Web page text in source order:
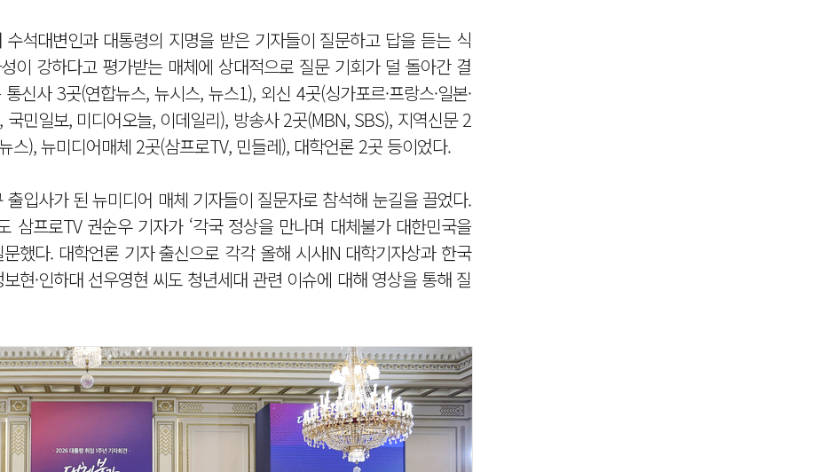
석대변인과 대통령의 지명을 받은 기자들이 질문하고 답을 듣는 식
이 강하다고 평가받는 매체에 상대적으로 질문 기회가 덜 돌아간 결
신사 3곳(연합뉴스, 뉴시스, 뉴스1), 외신 4곳(싱가포르·프랑스·일본·
민일보, 미디어오늘, 이데일리), 방송사 2곳(MBN, SBS), 지역신문 2
스), 뉴미디어매체 2곳(삼프로TV, 민들레), 대학언론 2곳 등이었다.
입사가 된 뉴미디어 매체 기자들이 질문자로 참석해 눈길을 끌었다.
삼프로TV 권순우 기자가 ‘각국 정상을 만나며 대체불가 대한민국을
했다. 대학언론 기자 출신으로 각각 올해 시사IN 대학기자상과 한국
현·인하대 선우영현 씨도 청년세대 관련 이슈에 대해 영상을 통해 질